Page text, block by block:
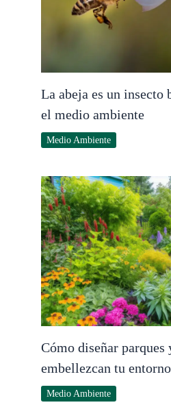
La abeja es un insecto
el medio ambiente
Medio Ambiente
Cómo diseñar parques
embellezcan tu entorno
Medio Ambiente